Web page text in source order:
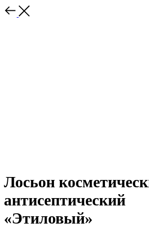
Лосьон
антисептический
«Этиловый»